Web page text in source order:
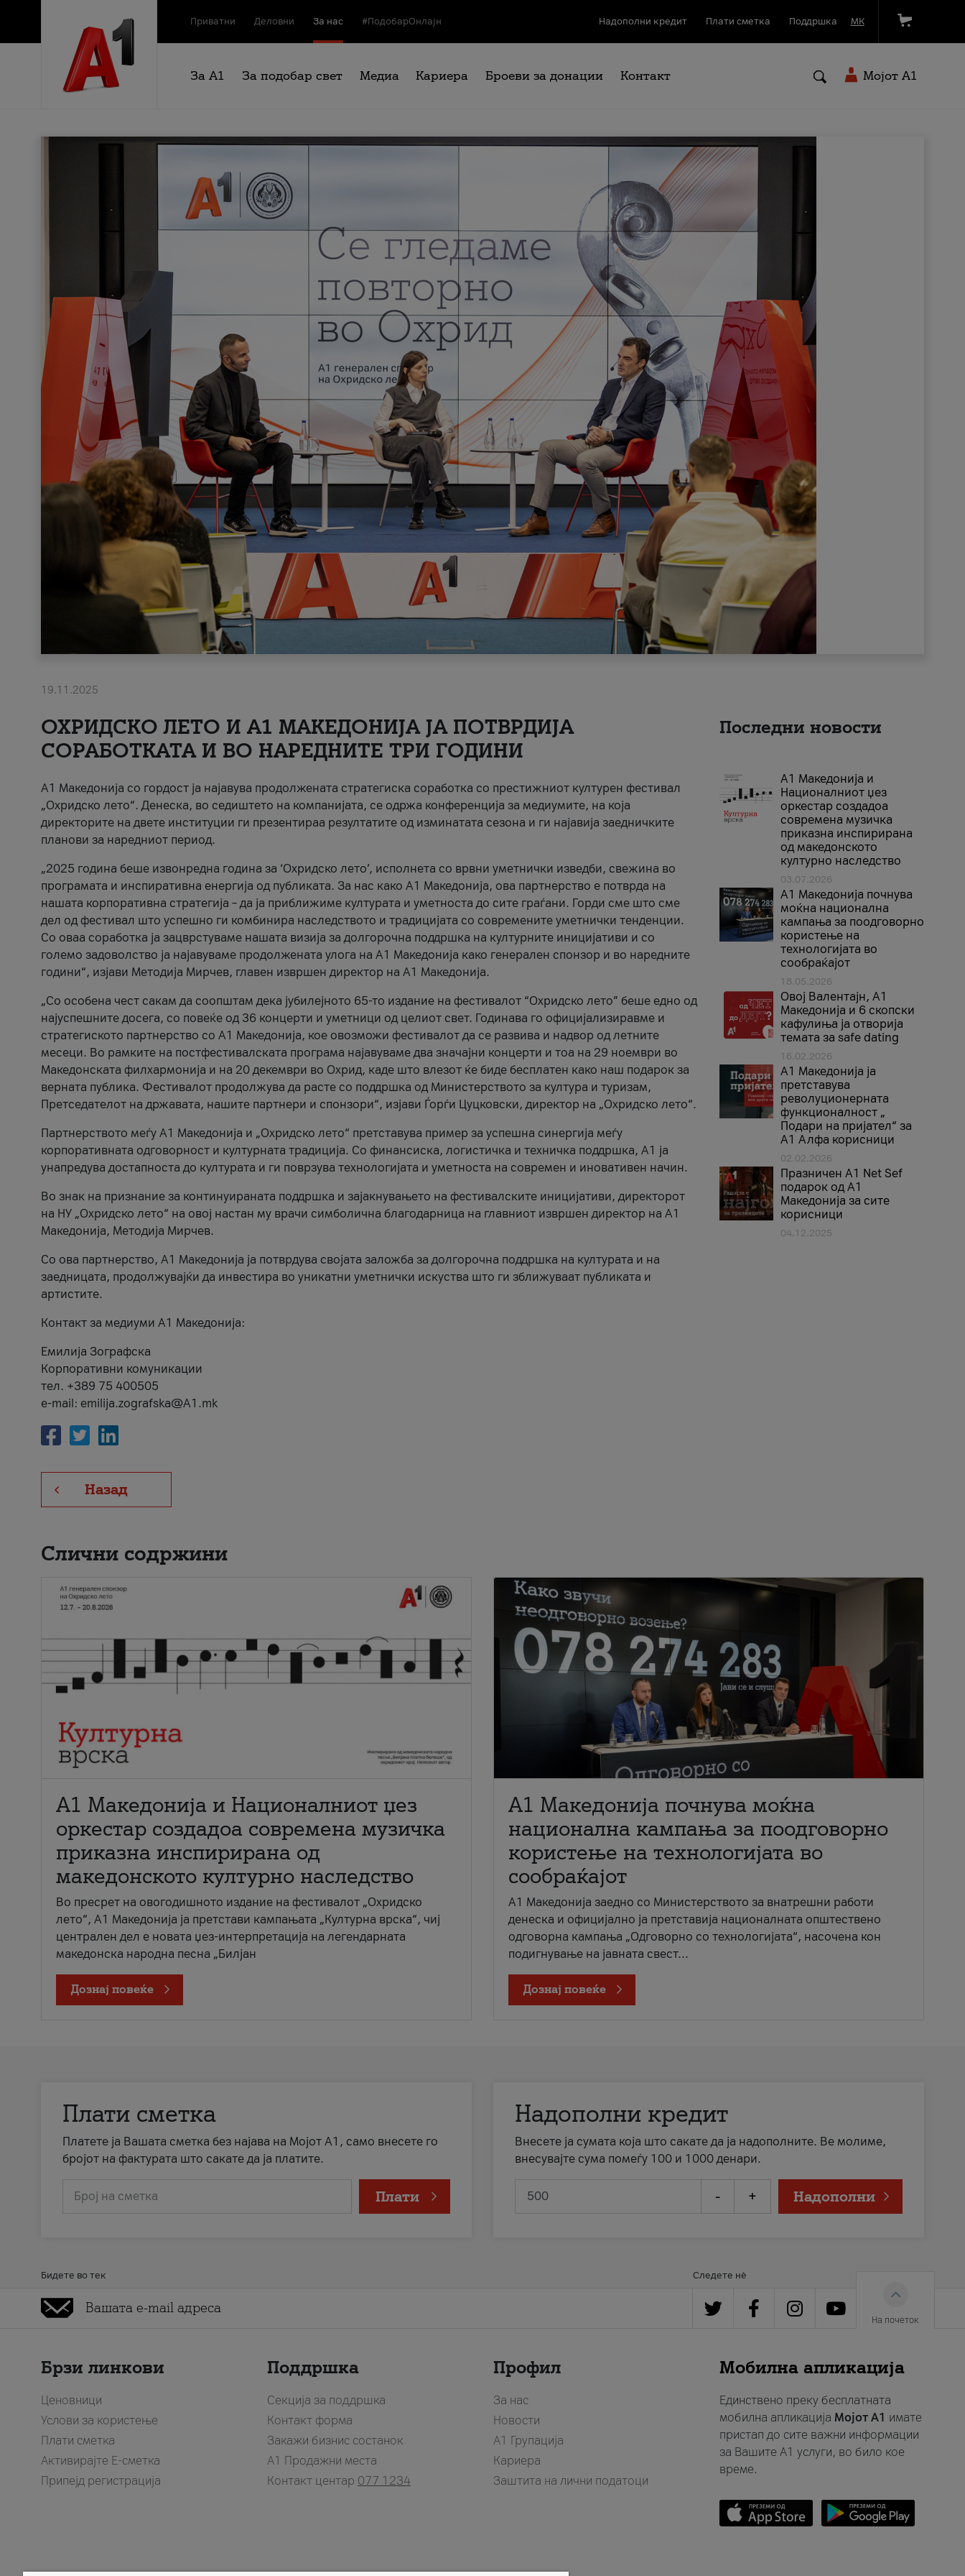
Приватни Деловни За нас #ПодобарОнлајн Надополни кредит Плати сметка Поддршка МК
За А1 За подобар свет Медиа Кариера Броеви за донации Контакт Мојот A1
19.11.2025
ОХРИДСКО ЛЕТО И A1 МАКЕДОНИЈА ЈА ПОТВРДИЈА
СОРАБОТКАТА И ВО НАРЕДНИТЕ ТРИ ГОДИНИ
A1 Македонија со гордост ја најавува продолжената стратегиска соработка со престижниот културен фестивал
„Охридско лето“. Денеска, во седиштето на компанијата, се одржа конференција за медиумите, на која
директорите на двете институции ги презентираа резултатите од изминатата сезона и ги најавија заедничките
планови за наредниот период.
„2025 година беше извонредна година за ‘Охридско лето’, исполнета со врвни уметнички изведби, свежина во
програмата и инспиративна енергија од публиката. За нас како A1 Македонија, ова партнерство е потврда на
нашата корпоративна стратегија – да ја приближиме културата и уметноста до сите граѓани. Горди сме што сме
дел од фестивал што успешно ги комбинира наследството и традицијата со современите уметнички тенденции.
Со оваа соработка ја зацврстуваме нашата визија за долгорочна поддршка на културните иницијативи и со
големо задоволство ја најавуваме продолжената улога на A1 Македонија како генерален спонзор и во наредните
години“, изјави Методија Мирчев, главен извршен директор на A1 Македонија.
„Со особена чест сакам да соопштам дека јубилејното 65-то издание на фестивалот “Охридско лето” беше едно од
најуспешните досега, со повеќе од 36 концерти и уметници од целиот свет. Годинава го официјализиравме и
стратегиското партнерство со А1 Македонија, кое овозможи фестивалот да се развива и надвор од летните
месеци. Во рамките на постфестивалската програма најавуваме два значајни концерти и тоа на 29 ноември во
Македонската филхармонија и на 20 декември во Охрид, каде што влезот ќе биде бесплатен како наш подарок за
верната публика. Фестивалот продолжува да расте со поддршка од Министерството за култура и туризам,
Претседателот на државата, нашите партнери и спонзори“, изјави Ѓорѓи Цуцковски, директор на „Охридско лето“.
Партнерството меѓу A1 Македонија и „Охридско лето“ претставува пример за успешна синергија меѓу
корпоративната одговорност и културната традиција. Со финансиска, логистичка и техничка поддршка, A1 ја
унапредува достапноста до културата и ги поврзува технологијата и уметноста на современ и иновативен начин.
Во знак на признание за континуираната поддршка и зајакнувањето на фестивалските иницијативи, директорот
на НУ „Охридско лето“ на овој настан му врачи симболична благодарница на главниот извршен директор на A1
Македонија, Методија Мирчев.
Со ова партнерство, A1 Македонија ја потврдува својата заложба за долгорочна поддршка на културата и на
заедницата, продолжувајќи да инвестира во уникатни уметнички искуства што ги зближуваат публиката и
артистите.
Контакт за медиуми А1 Македонија:
Емилија Зографска
Корпоративни комуникации
тел. +389 75 400505
e-mail: emilija.zografska@A1.mk
Назад
Последни новости
А1 Македонија и
Националниот џез
оркестар создадоа
современа музичка
приказна инспирирана
од македонското
културно наследство
03.07.2026
A1 Македонија почнува
моќна национална
кампања за поодговорно
користење на
технологијата во
сообраќајот
18.05.2026
Овој Валентајн, A1
Македонија и 6 скопски
кафулиња ја отворија
темата за safe dating
16.02.2026
А1 Македонија ја
претставува
револуционерната
функционалност „
Подари на пријател“ за
А1 Алфа корисници
02.02.2026
Празничен A1 Net Sеf
подарок од А1
Македонија за сите
корисници
04.12.2025
Слични содржини
А1 Македонија и Националниот џез
оркестар создадоа современа музичка
приказна инспирирана од
македонското културно наследство
Во пресрет на овогодишното издание на фестивалот „Охридско
лето“, А1 Македонија ја претстави кампањата „Културна врска“, чиј
централен дел е новата џез-интерпретација на легендарната
македонска народна песна „Билјан
Дознај повеќе
A1 Македонија почнува моќна
национална кампања за поодговорно
користење на технологијата во
сообраќајот
A1 Македонија заедно со Министерството за внатрешни работи
денеска и официјално ја претставија националната општествено
одговорна кампања „Одговорно со технологијата“, насочена кон
подигнување на јавната свест...
Дознај повеќе
Плати сметка
Платете ја Вашата сметка без најава на Мојот А1, само внесете го
бројот на фактурата што сакате да ја платите.
Број на сметка Плати
Надополни кредит
Внесете ја сумата која што сакате да ја надополните. Ве молиме,
внесувајте сума помеѓу 100 и 1000 денари.
- + Надополни
Бидете во тек Следете нè
На почеток
Брзи линкови
Ценовници
Услови за користење
Плати сметка
Активирајте Е-сметка
Припејд регистрација
Поддршка
Секција за поддршка
Контакт форма
Закажи бизнис состанок
A1 Продажни места
Контакт центар 077 1234
Профил
За нас
Новости
А1 Групација
Кариера
Заштита на лични податоци
Мобилна апликација
Единствено преку бесплатната
мобилна апликација Мојот A1 имате
пристап до сите важни информации
за Вашите A1 услуги, во било кое
време.